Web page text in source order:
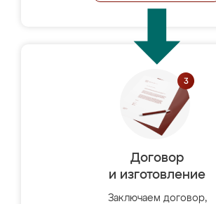
Договор
и изготовление
Заключаем договор,